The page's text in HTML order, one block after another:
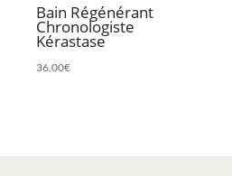
Bain Régénérant
Chronologiste
Kérastase
36,00€